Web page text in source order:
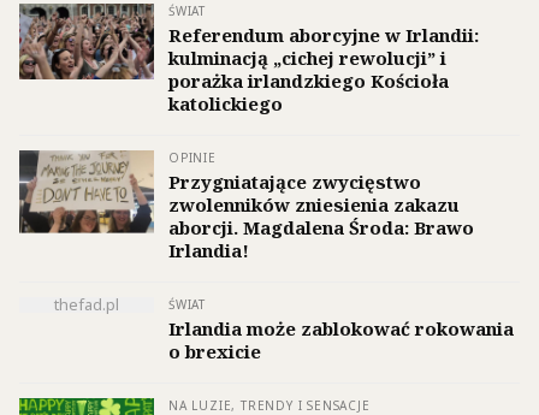
ŚWIAT
Referendum aborcyjne w Irlandii:
kulminacją „cichej rewolucji” i
porażka irlandzkiego Kościoła
katolickiego
OPINIE
Przygniatające zwycięstwo
zwolenników zniesienia zakazu
aborcji. Magdalena Środa: Brawo
Irlandia!
thefad.pl ŚWIAT
Irlandia może zablokować rokowania
o brexicie
NA LUZIE, TRENDY I SENSACJE